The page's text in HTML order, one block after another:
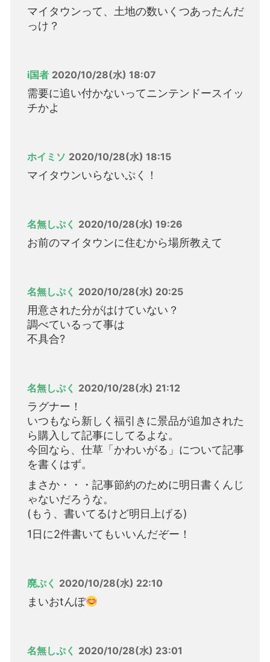
マイタウンって、土地の数いくつあったんだ
っけ？
i国者 2020/10/28(水) 18:07
需要に追い付かないってニンテンドースイッ
チかよ
ホイミソ 2020/10/28(水) 18:15
マイタウンいらないぷく！
名無しぷく 2020/10/28(水) 19:26
お前のマイタウンに住むから場所教えて
名無しぷく 2020/10/28(水) 20:25
用意された分がはけていない？
調べているって事は
不具合?
名無しぷく 2020/10/28(水) 21:12
ラグナー！
いつもなら新しく福引きに景品が追加された
ら購入して記事にしてるよな。
今回なら、仕草「かわいがる」について記事
を書くはず。
まさか・・・記事節約のために明日書くんじ
ゃないだろうな。
(もう、書いてるけど明日上げる)
1日に2件書いてもいいんだぞー！
廃ぷく 2020/10/28(水) 22:10
まいおtんぽ
名無しぷく 2020/10/28(水) 23:01